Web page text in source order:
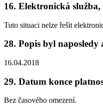
16. Elektronická
Tuto situaci nelze řešit
28. Popis byl
16.04.2018
29. Datum konce
Bez časového omezení.